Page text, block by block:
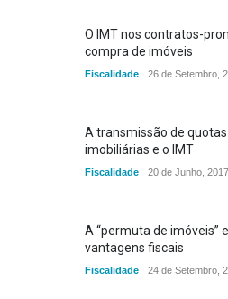
O IMT nos contratos-
compra de imóveis
Fiscalidade 26 de Setembro,
A transmissão de
imobiliárias e o IMT
Fiscalidade 20 de Junho, 2017
A “permuta de imóveis”
vantagens fiscais
Fiscalidade 24 de Setembro,